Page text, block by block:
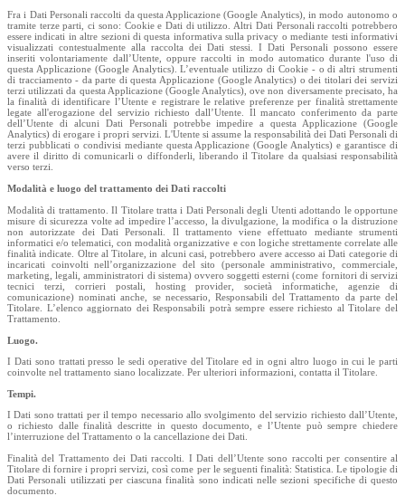
Fra i Dati Personali raccolti da questa Applicazione (Google Analytics), in modo autonomo o
tramite terze parti, ci sono: Cookie e Dati di utilizzo. Altri Dati Personali raccolti potrebbero
essere indicati in altre sezioni di questa informativa sulla privacy o mediante testi informativi
visualizzati contestualmente alla raccolta dei Dati stessi. I Dati Personali possono essere
inseriti volontariamente dall’Utente, oppure raccolti in modo automatico durante l'uso di
questa Applicazione (Google Analytics). L’eventuale utilizzo di Cookie - o di altri strumenti
di tracciamento - da parte di questa Applicazione (Google Analytics) o dei titolari dei servizi
terzi utilizzati da questa Applicazione (Google Analytics), ove non diversamente precisato, ha
la finalità di identificare l’Utente e registrare le relative preferenze per finalità strettamente
legate all'erogazione del servizio richiesto dall’Utente. Il mancato conferimento da parte
dell’Utente di alcuni Dati Personali potrebbe impedire a questa Applicazione (Google
Analytics) di erogare i propri servizi. L'Utente si assume la responsabilità dei Dati Personali di
terzi pubblicati o condivisi mediante questa Applicazione (Google Analytics) e garantisce di
avere il diritto di comunicarli o diffonderli, liberando il Titolare da qualsiasi responsabilità
verso terzi.
Modalità e luogo del trattamento dei Dati raccolti
Modalità di trattamento. Il Titolare tratta i Dati Personali degli Utenti adottando le opportune
misure di sicurezza volte ad impedire l’accesso, la divulgazione, la modifica o la distruzione
non autorizzate dei Dati Personali. Il trattamento viene effettuato mediante strumenti
informatici e/o telematici, con modalità organizzative e con logiche strettamente correlate alle
finalità indicate. Oltre al Titolare, in alcuni casi, potrebbero avere accesso ai Dati categorie di
incaricati coinvolti nell’organizzazione del sito (personale amministrativo, commerciale,
marketing, legali, amministratori di sistema) ovvero soggetti esterni (come fornitori di servizi
tecnici terzi, corrieri postali, hosting provider, società informatiche, agenzie di
comunicazione) nominati anche, se necessario, Responsabili del Trattamento da parte del
Titolare. L’elenco aggiornato dei Responsabili potrà sempre essere richiesto al Titolare del
Trattamento.
Luogo.
I Dati sono trattati presso le sedi operative del Titolare ed in ogni altro luogo in cui le parti
coinvolte nel trattamento siano localizzate. Per ulteriori informazioni, contatta il Titolare.
Tempi.
I Dati sono trattati per il tempo necessario allo svolgimento del servizio richiesto dall’Utente,
o richiesto dalle finalità descritte in questo documento, e l’Utente può sempre chiedere
l’interruzione del Trattamento o la cancellazione dei Dati.
Finalità del Trattamento dei Dati raccolti. I Dati dell’Utente sono raccolti per consentire al
Titolare di fornire i propri servizi, così come per le seguenti finalità: Statistica. Le tipologie di
Dati Personali utilizzati per ciascuna finalità sono indicati nelle sezioni specifiche di questo
documento.